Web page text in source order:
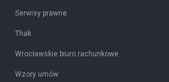
Serwisy prawne
Thak
Wrocławskie biuro rachunkowe
Wzory umów